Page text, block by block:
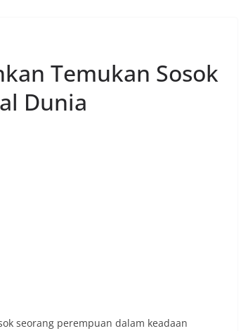
Temukan Sosok
Dunia
seorang perempuan dalam keadaan